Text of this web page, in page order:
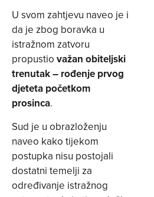
U svom zahtjevu naveo je i
da je zbog boravka u
istražnom zatvoru
propustio važan obiteljski
trenutak – rođenje prvog
djeteta početkom
prosinca.
Sud je u obrazloženju
naveo kako tijekom
postupka nisu postojali
dostatni temelji za
određivanje istražnog